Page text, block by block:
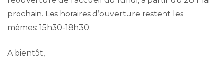
prochain. Les horaires d’ouverture restent les
mêmes: 15h30-18h30.
A bientôt,